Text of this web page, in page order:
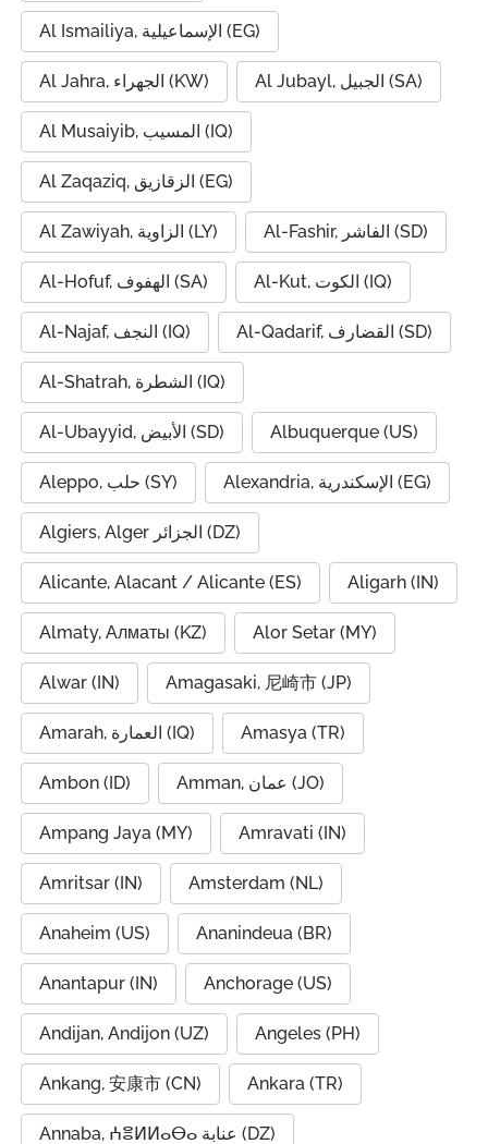
Al Ismailiya, الإسماعيلية (EG)
Al Jahra, الجهراء (KW) Al Jubayl, الجبيل (SA)
Al Musaiyib, المسيب (IQ)
Al Zaqaziq, الزقازيق (EG)
Al Zawiyah, الزاوية (LY) Al-Fashir, الفاشر (SD)
Al-Hofuf, الهفوف (SA) Al-Kut, الكوت (IQ)
Al-Najaf, النجف (IQ) Al-Qadarif, القضارف (SD)
Al-Shatrah, الشطرة (IQ)
Al-Ubayyid, الأبيض (SD) Albuquerque (US)
Aleppo, حلب (SY) Alexandria, الإسكندرية (EG)
Algiers, Alger الجزائر (DZ)
Alicante, Alacant / Alicante (ES) Aligarh (IN)
Almaty, Алматы (KZ) Alor Setar (MY)
Alwar (IN) Amagasaki, 尼崎市 (JP)
Amarah, العمارة (IQ) Amasya (TR)
Ambon (ID) Amman, عمان (JO)
Ampang Jaya (MY) Amravati (IN)
Amritsar (IN) Amsterdam (NL)
Anaheim (US) Ananindeua (BR)
Anantapur (IN) Anchorage (US)
Andijan, Andijon (UZ) Angeles (PH)
Ankang, 安康市 (CN) Ankara (TR)
Annaba, ⵄⴻⵍⵍⴰⴱⴰ عنابة (DZ)